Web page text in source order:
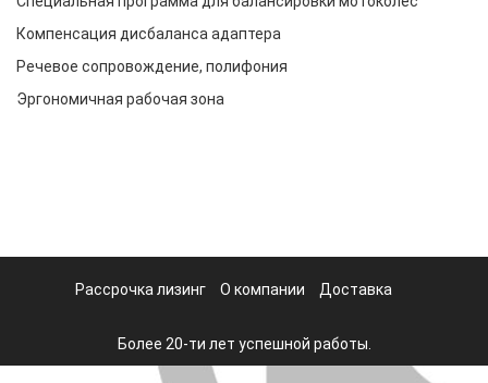
Компенсация дисбаланса адаптера
Речевое сопровождение, полифония
Эргономичная рабочая зона
Рассрочка лизинг О компании Доставка
Более 20-ти лет успешной работы.